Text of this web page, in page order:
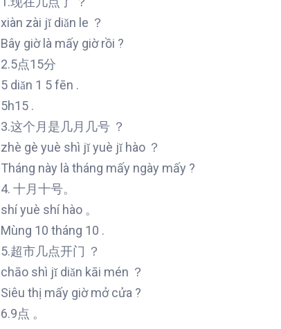
xiàn zài jǐ diǎn le ？
Bây giờ là mấy giờ rồi ?
2.5点15分
5 diǎn 1 5 fēn .
5h15 .
3.这个月是几月几号 ？
zhè gè yuè shì jǐ yuè jǐ hào ？
Tháng này là tháng mấy ngày mấy ?
4. 十月十号。
shí yuè shí hào 。
Mùng 10 tháng 10 .
5.超市几点开门 ？
chāo shì jǐ diǎn kāi mén ？
Siêu thị mấy giờ mở cửa ?
6.9点 。